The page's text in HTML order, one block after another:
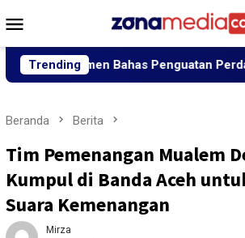
ke
Mobile
Trending
Bahas Penguatan Perdamaian
Beranda Berita
Tim Pemenangan Mualem
Kumpul di Banda Aceh
Suara Kemenangan
Mirza